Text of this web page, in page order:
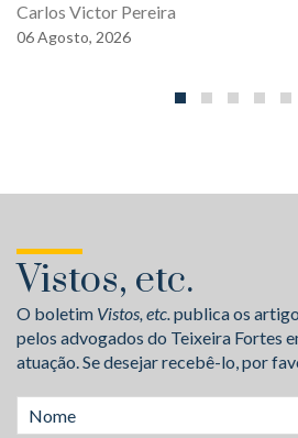
Carlos Victor Pereira
06Agosto, 2026
Vistos, etc.
O boletim Vistos, etc.publica os
pelos advogados do Teixeira Fortes
atuação. Se desejar recebê-lo, por